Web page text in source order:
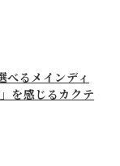
べるメインディ
を感じるカクテ